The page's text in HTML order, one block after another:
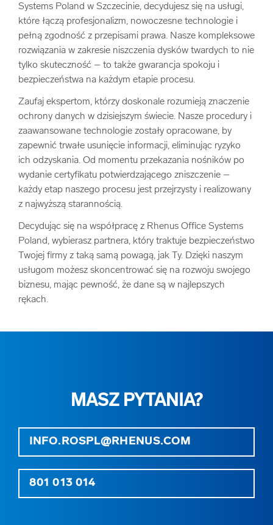
Systems Poland w Szczecinie, decydujesz się na usługi,
które łączą profesjonalizm, nowoczesne technologie i
pełną zgodność z przepisami prawa. Nasze kompleksowe
rozwiązania w zakresie niszczenia dysków twardych to nie
tylko skuteczność – to także gwarancja spokoju i
bezpieczeństwa na każdym etapie procesu.
Zaufaj ekspertom, którzy doskonale rozumieją znaczenie
ochrony danych w dzisiejszym świecie. Nasze procedury i
zaawansowane technologie zostały opracowane, by
zapewnić trwałe usunięcie informacji, eliminując ryzyko
ich odzyskania. Od momentu przekazania nośników po
wydanie certyfikatu potwierdzającego zniszczenie –
każdy etap naszego procesu jest przejrzysty i realizowany
z najwyższą starannością.
Decydując się na współpracę z Rhenus Office Systems
Poland, wybierasz partnera, który traktuje bezpieczeństwo
Twojej firmy z taką samą powagą, jak Ty. Dzięki naszym
usługom możesz skoncentrować się na rozwoju swojego
biznesu, mając pewność, że dane są w najlepszych
rękach.
MASZ PYTANIA?
INFO.ROSPL@RHENUS.COM
801 013 014